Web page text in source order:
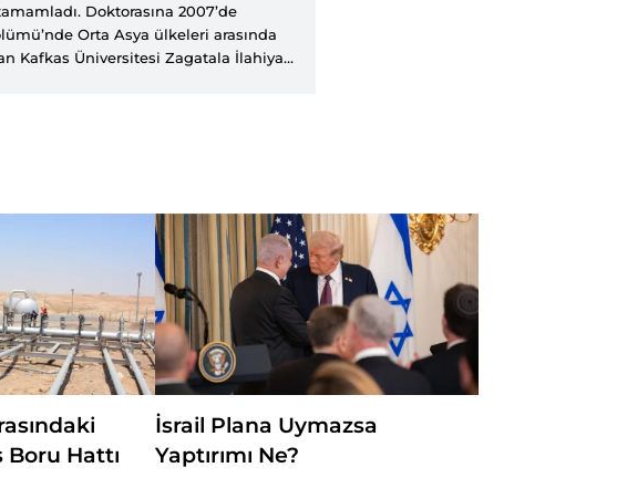
Doktorasına 2007’de
Orta Asya ülkeleri arasında
Kafkas Üniversitesi Zagatala İlahiyat
Hattı
İsrail Plana Uymazsa
Yaptırımı Ne?